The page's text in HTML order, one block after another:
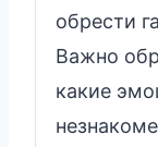
обрести
Важно
какие